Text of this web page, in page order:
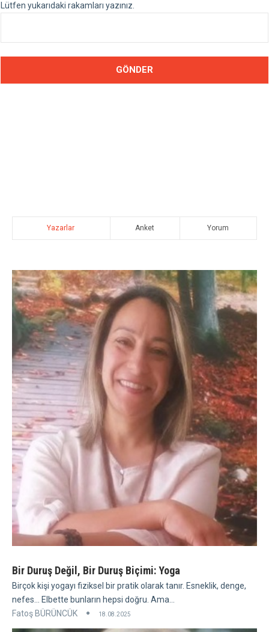
Lütfen yukarıdaki rakamları yazınız.
Yazarlar Anket Yorum
Bir Duruş Değil, Bir Duruş Biçimi: Yoga
Birçok kişi yogayı fiziksel bir pratik olarak tanır. Esneklik, denge,
nefes... Elbette bunların hepsi doğru. Ama...
Fatoş BÜRÜNCÜK
18.08.2025